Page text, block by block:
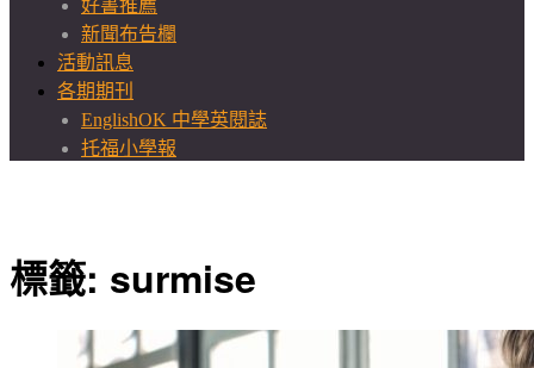
好書推薦
新聞布告欄
活動訊息
各期期刊
EnglishOK 中學英閱誌
托福小學報
標籤: surmise